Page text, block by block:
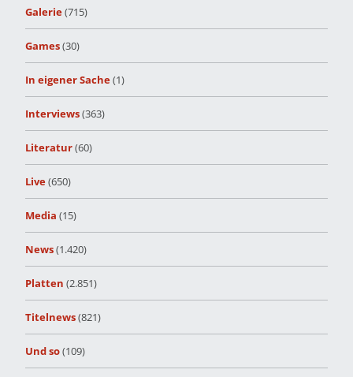
Galerie(715)
Games(30)
In eigener Sache(1)
Interviews(363)
Literatur(60)
Live(650)
Media (15)
News(1.420)
Platten (2.851)
Titelnews(821)
Und so(109)